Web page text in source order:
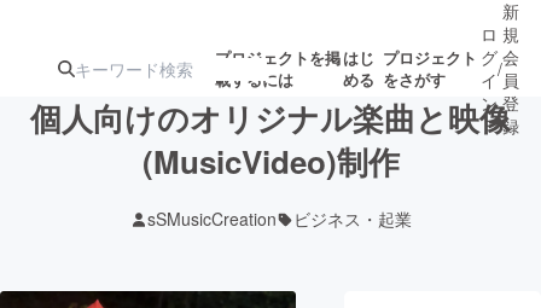
プロジェクトを掲
載するには
はじ
める
プロジェクト
をさがす
ターン
ジェクト
募集終了が近いプ
ロジェクト
ロ
グ
イ
ン
/
新
規
会
員
登
録
個人向けのオリジナル楽曲と映像
(MusicVideo)制作
sSMusicCreation ビジネス・起業